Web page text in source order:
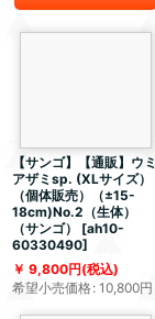
【サンゴ】【通販】ウミ
アザミsp. (XLサイズ）
（個体販売）（±15-
18cm)No.2（生体）
（サンゴ）
[ah10-
60330490]
9,800円(税込)
希望小売価格: 10,800円